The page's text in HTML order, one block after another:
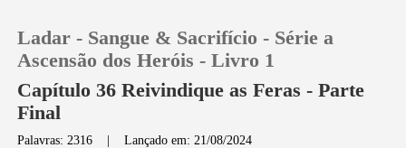
Ladar - Sangue & Sacrifício - Série a
Ascensão dos Heróis - Livro 1
Capítulo 36 Reivindique as Feras - Parte
Final
Palavras: 2316 |Lançado em: 21/08/2024